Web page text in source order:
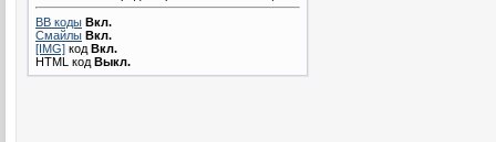
BB коды Вкл.
Смайлы Вкл.
[IMG] код Вкл.
HTML код Выкл.